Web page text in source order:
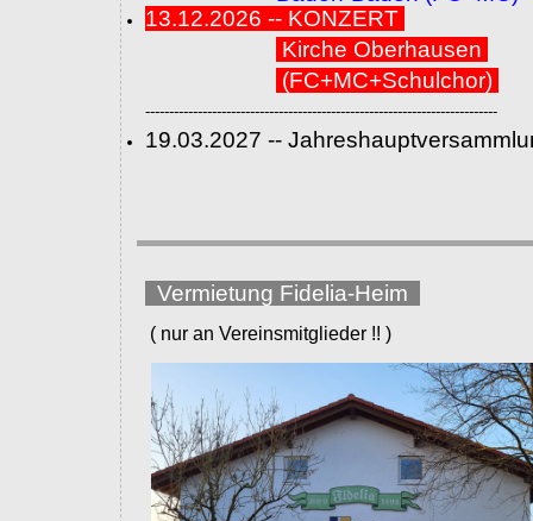
13.12.2026 -- KONZERT
Kirche Oberhausen
(FC+MC+Schulchor)
--------------------------------------------------------------------------
19.03.2027 --
Vermietung Fidelia-Heim
( nur an Vereinsmitglieder !! )